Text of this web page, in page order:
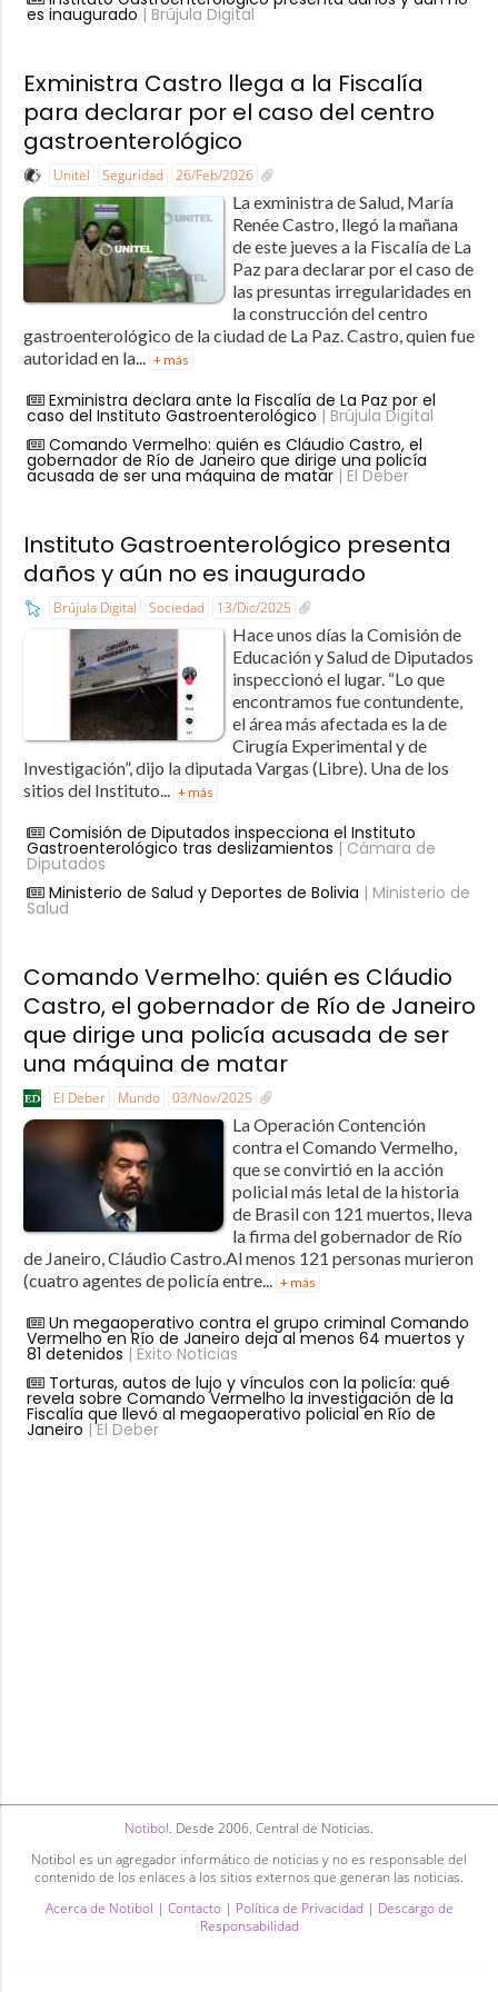
es inaugurado | Brújula Digital
Exministra Castro llega a la Fiscalía
para declarar por el caso del centro
gastroenterológico
Unitel Seguridad 26/Feb/2026
La exministra de Salud, María
Renée Castro, llegó la mañana
de este jueves a la Fiscalía de La
Paz para declarar por el caso de
las presuntas irregularidades en
la construcción del centro
gastroenterológico de la ciudad de La Paz. Castro, quien fue
autoridad en la... + más
Exministra declara ante la Fiscalía de La Paz por el
caso del Instituto Gastroenterológico | Brújula Digital
Comando Vermelho: quién es Cláudio Castro, el
gobernador de Río de Janeiro que dirige una policía
acusada de ser una máquina de matar| El Deber
Instituto Gastroenterológico presenta
daños y aún no es inaugurado
Brújula Digital Sociedad 13/Dic/2025
Hace unos días la Comisión de
Educación y Salud de Diputados
inspeccionó el lugar. “Lo que
encontramos fue contundente,
el área más afectada es la de
Cirugía Experimental y de
Investigación”, dijo la diputada Vargas (Libre). Una de los
sitios del Instituto... + más
Comisión de Diputados inspecciona el Instituto
Gastroenterológico tras deslizamientos | Cámara de
Diputados
Ministerio de Salud y Deportes de Bolivia | Ministerio de
Salud
Comando Vermelho: quién es Cláudio
Castro, el gobernador de Río de Janeiro
que dirige una policía acusada de ser
una máquina de matar
El Deber Mundo 03/Nov/2025
La Operación Contención
contra el Comando Vermelho,
que se convirtió en la acción
policial más letal de la historia
de Brasil con 121 muertos, lleva
la firma del gobernador de Río
de Janeiro, Cláudio Castro.Al menos 121 personas murieron
(cuatro agentes de policía entre... + más
Un megaoperativo contra el grupo criminal Comando
Vermelho en Río de Janeiro deja al menos 64 muertos y
81 detenidos | Éxito Noticias
Torturas, autos de lujo y vínculos con la policía: qué
revela sobre Comando Vermelho la investigación de la
Fiscalía que llevó al megaoperativo policial en Río de
Janeiro | El Deber
Notibol. Desde 2006. Central de Noticias.
Notibol es un agregador informático de noticias y no es responsable del
contenido de los enlaces a los sitios externos que generan las noticias.
Acerca de Notibol | Contacto| Política de Privacidad | Descargo de
Responsabilidad